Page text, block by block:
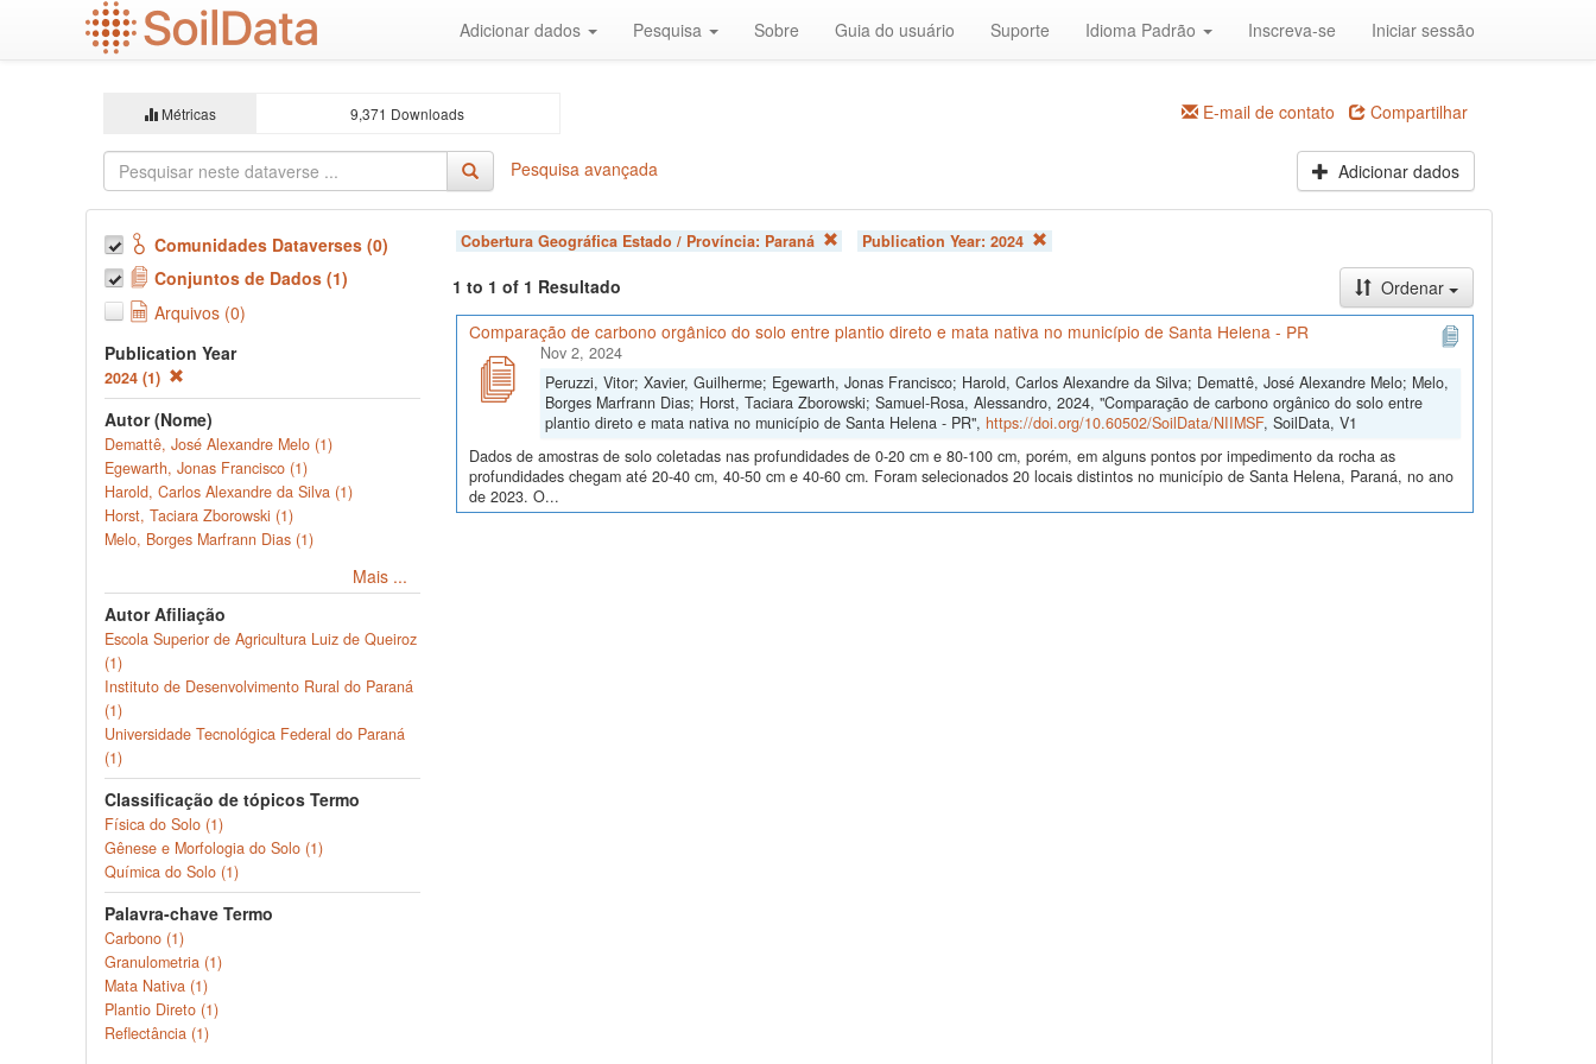
Adicionar dados Pesquisa Sobre Guia do usuário Suporte Idioma Padrão Inscreva-se Iniciar sessão
Métricas 9,371 Downloads E-mail de contato Compartilhar
Pesquisa avançada Adicionar dados
Comunidades Dataverses (0)
Conjuntos de Dados (1)
Arquivos (0)
Publication Year
2024 (1)
Autor (Nome)
Demattê, José Alexandre Melo (1)
Egewarth, Jonas Francisco (1)
Harold, Carlos Alexandre da Silva (1)
Horst, Taciara Zborowski (1)
Melo, Borges Marfrann Dias (1)
Mais ...
Autor Afiliação
Escola Superior de Agricultura Luiz de Queiroz
(1)
Instituto de Desenvolvimento Rural do Paraná
(1)
Universidade Tecnológica Federal do Paraná
(1)
Classificação de tópicos Termo
Física do Solo (1)
Gênese e Morfologia do Solo (1)
Química do Solo (1)
Palavra-chave Termo
Carbono (1)
Granulometria (1)
Mata Nativa (1)
Plantio Direto (1)
Reflectância (1)
Cobertura Geográfica Estado / Província: Paraná Publication Year: 2024
1 to 1 of 1 Resultado
Ordenar
Comparação de carbono orgânico do solo entre plantio direto e mata nativa no município de Santa Helena - PR
Nov 2, 2024
Peruzzi, Vitor; Xavier, Guilherme; Egewarth, Jonas Francisco; Harold, Carlos Alexandre da Silva; Demattê, José Alexandre Melo; Melo,
Borges Marfrann Dias; Horst, Taciara Zborowski; Samuel-Rosa, Alessandro, 2024, "Comparação de carbono orgânico do solo entre
plantio direto e mata nativa no município de Santa Helena - PR", https://doi.org/10.60502/SoilData/NIIMSF, SoilData, V1
Dados de amostras de solo coletadas nas profundidades de 0-20 cm e 80-100 cm, porém, em alguns pontos por impedimento da rocha as
profundidades chegam até 20-40 cm, 40-50 cm e 40-60 cm. Foram selecionados 20 locais distintos no município de Santa Helena, Paraná, no ano
de 2023. O...